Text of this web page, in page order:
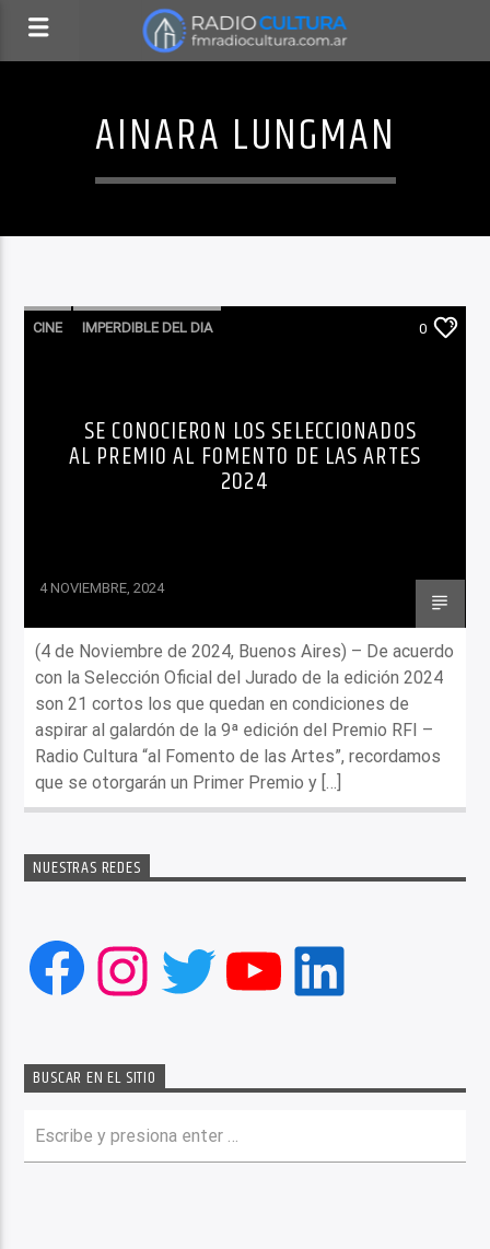
AINARA LUNGMAN
CINE IMPERDIBLE DEL DIA 0
SE CONOCIERON LOS SELECCIONADOS
AL PREMIO AL FOMENTO DE LAS ARTES
2024
4 NOVIEMBRE, 2024
(4 de Noviembre de 2024, Buenos Aires) – De acuerdo
con la Selección Oficial del Jurado de la edición 2024
son 21 cortos los que quedan en condiciones de
aspirar al galardón de la 9ª edición del Premio RFI –
Radio Cultura “al Fomento de las Artes”, recordamos
que se otorgarán un Primer Premio y […]
NUESTRAS REDES
Facebook
Instagram
Twitter
YouTube
LinkedIn
BUSCAR EN EL SITIO